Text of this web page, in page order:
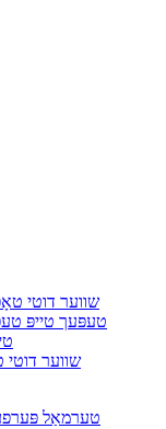
שווער